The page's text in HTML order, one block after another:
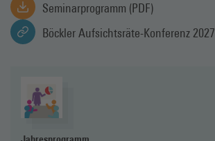
Seminarprogramm (PDF)
Böckler Aufsichtsräte-Konferenz 2027